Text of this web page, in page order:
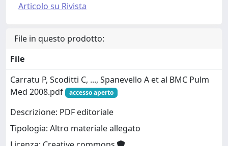
Articolo su Rivista
File in questo prodotto:
File
Carratu P, Scoditti C, ..., Spanevello A et al BMC Pulm
Med 2008.pdf
accesso aperto
Descrizione: PDF editoriale
Tipologia: Altro materiale allegato